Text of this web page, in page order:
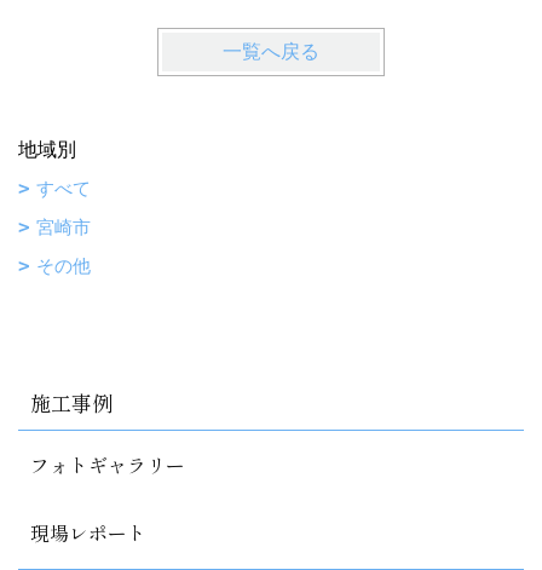
一覧へ戻る
地域別
すべて
宮崎市
その他
施工事例
フォトギャラリー
現場レポート